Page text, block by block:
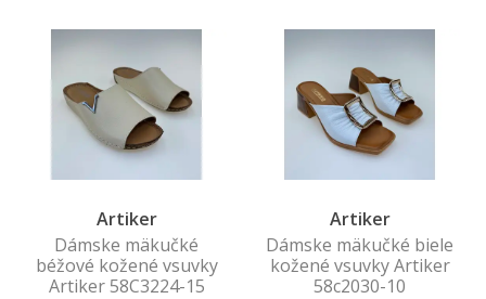
Artiker
Dámske mäkučké
béžové kožené vsuvky
Artiker 58C3224-15
Artiker
Dámske mäkučké biele
kožené vsuvky Artiker
58c2030-10